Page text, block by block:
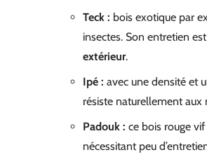
Teck : bois exotique par
insectes. Son entretien
extérieur.
Ipé : avec une densité et
résiste naturellement
Padouk : ce bois rouge
nécessitant peu